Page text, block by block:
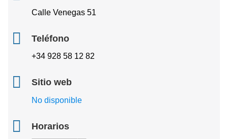
Calle Venegas 51
Teléfono
+34 928 58 12 82
Sitio web
No disponible
Horarios